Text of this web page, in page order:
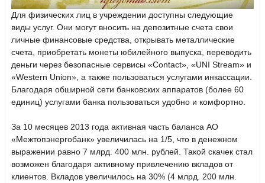
Для физических лиц в учреждении доступны следующие
виды услуг. Они могут вносить на депозитные счета свои
личные финансовые средства, открывать металлические
счета, приобретать монеты юбилейного выпуска, переводить
деньги через безопасные сервисы «Contact», «UNI Stream» и
«Western Union», а также пользоваться услугами инкассации.
Благодаря обширной сети банковских аппаратов (более 60
единиц) услугами банка пользоваться удобно и комфортно.
За 10 месяцев 2013 года активная часть баланса АО
«Межтопэнергобанк» увеличилась на 1/5, что в денежном
выражении равно 7 млрд. 400 млн. рублей. Такой скачек стал
возможен благодаря активному привлечению вкладов от
клиентов. Вкладов увеличилось на 30% (4 млрд. 200 млн.